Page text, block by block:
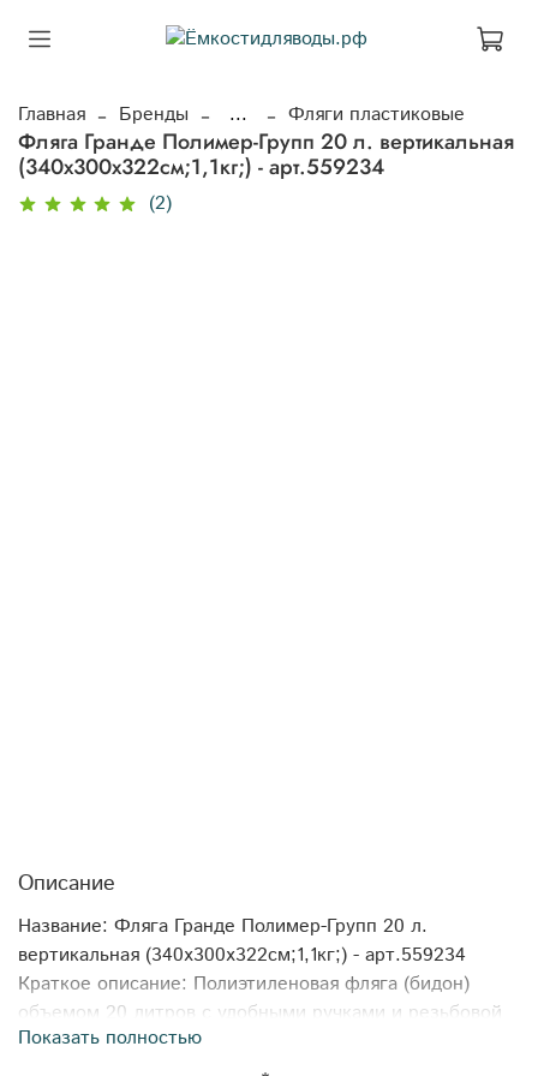
Главная Бренды ... Фляги пластиковые
Фляга Гранде Полимер-Групп 20 л. вертикальная
(340x300x322см;1,1кг;) - арт.559234
(2)
Описание
Название: Фляга Гранде Полимер-Групп 20 л.
вертикальная (340x300x322см;1,1кг;) - арт.559234
Краткое описание: Полиэтиленовая фляга (бидон)
объемом 20 литров с удобными ручками и резьбовой
крышкой, снабженной внутренним вкладышем для
дополнительной герметизации. Емкость абсолютно
Показать полностью